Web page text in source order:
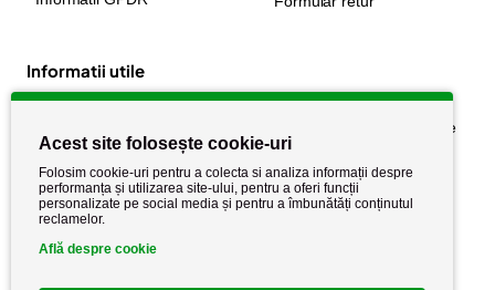
Informatii utile
Politica de cookie
Politica de confidențialitate
Termeni si conditii
Acest site folosește cookie-uri
Folosim cookie-uri pentru a colecta si analiza informații despre
performanța și utilizarea site-ului, pentru a oferi funcții
personalizate pe social media și pentru a îmbunătăți conținutul
reclamelor.
Află despre cookie